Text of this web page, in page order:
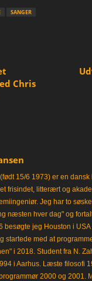
SANGER
Chris
15/6 1973) er en
frisindet, litterært og
Jeg har to
næsten hver dag" og
besøgte jeg Houston i
startede med at
i 2018. Student fra N.
i Aarhus. Læste filosofi
2000 og 2001.